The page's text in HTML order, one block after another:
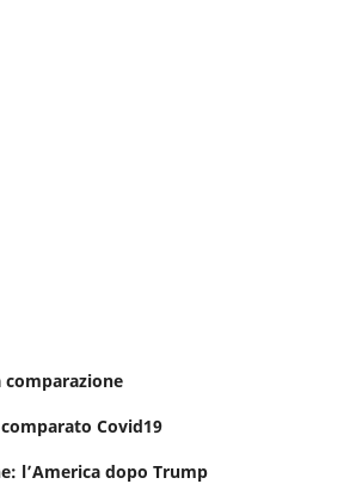
Covid19
l’America dopo Trump